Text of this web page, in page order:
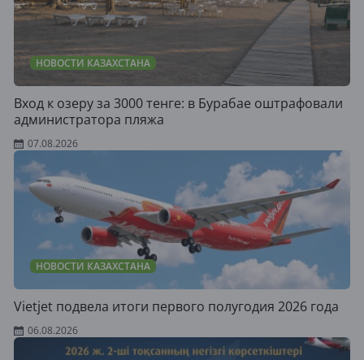
НОВОСТИ КАЗАХСТАНА
Вход к озеру за 3000 тенге: в Бурабае оштрафовали
администратора пляжа
07.08.2026
НОВОСТИ КАЗАХСТАНА
Vietjet подвела итоги первого полугодия 2026 года
06.08.2026